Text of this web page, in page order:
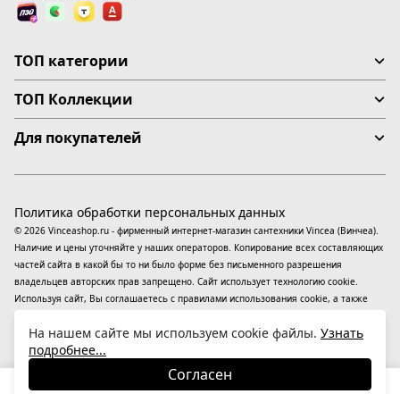
ТОП категории
ТОП Коллекции
Для покупателей
© 2026 Vinceashop.ru - фирменный интернет-магазин сантехники Vincea (Винчеа).
Наличие и цены уточняйте у наших операторов. Копирование всех составляющих
частей сайта в какой бы то ни было форме без письменного разрешения
владельцев авторских прав запрещено. Сайт использует технологию cookie.
Используя сайт, Вы соглашаетесь с правилами использования cookie, а также
применяютсярекомендательные технологии(информационные технологии
предоставления информации на основе сбора, систематизации и анализа
сведений, относящихся к предпочтениям пользователей сети «Интернет»,
находящихся на территории Российской Федерации).
Политика обработки персональных данных
На нашем сайте мы используем cookie файлы. Узнать
подробнее...
Согласен